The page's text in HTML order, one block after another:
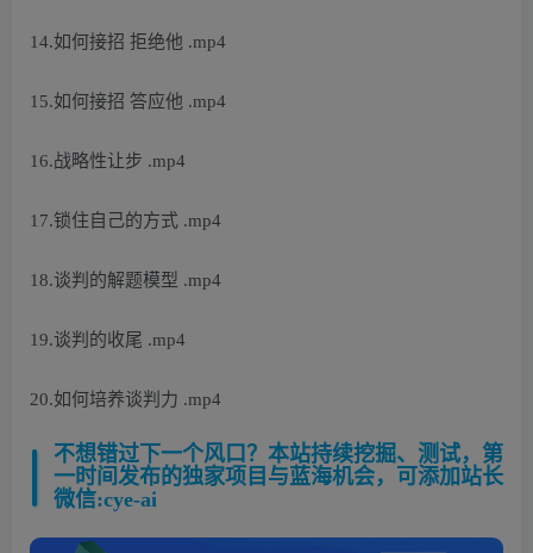
14.如何接招 拒绝他 .mp4
15.如何接招 答应他 .mp4
16.战略性让步 .mp4
17.锁住自己的方式 .mp4
18.谈判的解题模型 .mp4
19.谈判的收尾 .mp4
20.如何培养谈判力 .mp4
不想错过下一个风口？本站持续挖掘、测试，第
一时间发布的独家项目与蓝海机会，可添加站长
微信:cye-ai